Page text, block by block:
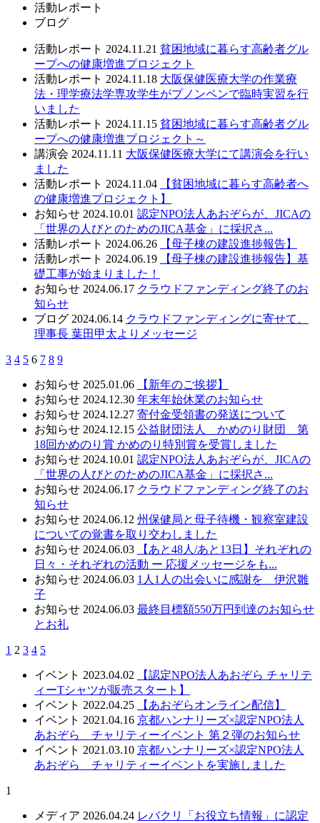
活動レポート
ブログ
活動レポート 2024.11.21 貧困地域に暮らす高齢者グル
ープへの健康増進プロジェクト
活動レポート 2024.11.18 大阪保健医療大学の作業療
法・理学療法学専攻学生がプノンペンで臨時実習を行
いました
活動レポート 2024.11.15 貧困地域に暮らす高齢者グル
ープへの健康増進プロジェクト～
講演会 2024.11.11 大阪保健医療大学にて講演会を行い
ました
活動レポート 2024.11.04
【貧困地域に暮らす高齢者へ
の健康増進プロジェクト】
お知らせ 2024.10.01 認定NPO法人あおぞらが、JICAの
「世界の人びとのためのJICA基金」に採択さ...
活動レポート 2024.06.26
【母子棟の建設進捗報告】
活動レポート 2024.06.19
【母子棟の建設進捗報告】基
礎工事が始まりました！
お知らせ 2024.06.17 クラウドファンディング終了のお
知らせ
ブログ 2024.06.14 クラウドファンディングに寄せて、
理事長 葉田甲太よりメッセージ
3 4 5 6 7 8 9
お知らせ 2025.01.06
【新年のご挨拶】
お知らせ 2024.12.30 年末年始休業のお知らせ
お知らせ 2024.12.27 寄付金受領書の発送について
お知らせ 2024.12.15 公益財団法人 かめのり財団 第
18回かめのり賞 かめのり特別賞を受賞しました
お知らせ 2024.10.01 認定NPO法人あおぞらが、JICAの
「世界の人びとのためのJICA基金」に採択さ...
お知らせ 2024.06.17 クラウドファンディング終了のお
知らせ
お知らせ 2024.06.12 州保健局と母子待機・観察室建設
についての覚書を取り交わしました
お知らせ 2024.06.03
【あと48人/あと13日】それぞれの
日々・それぞれの活動 ー 応援メッセージをも...
お知らせ 2024.06.03 1人1人の出会いに感謝を 伊沢雛
子
お知らせ 2024.06.03 最終目標額550万円到達のお知らせ
とお礼
1 2 3 4 5
イベント 2023.04.02
【認定NPO法人あおぞら チャリテ
ィーTシャツが販売スタート】
イベント 2022.04.25
【あおぞらオンライン配信】
イベント 2021.04.16 京都ハンナリーズ×認定NPO法人
あおぞら チャリティーイベント 第２弾のお知らせ
イベント 2021.03.10 京都ハンナリーズ×認定NPO法人
あおぞら チャリティーイベントを実施しました
1
メディア 2026.04.24 レバクリ「お役立ち情報」に認定